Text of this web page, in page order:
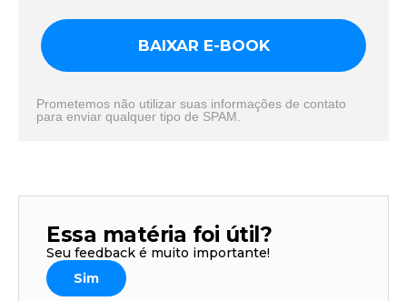
BAIXAR E-BOOK
Prometemos não utilizar suas informações de contato
para enviar qualquer tipo de SPAM.
Essa matéria foi útil?
Seu feedback é muito importante!
Sim